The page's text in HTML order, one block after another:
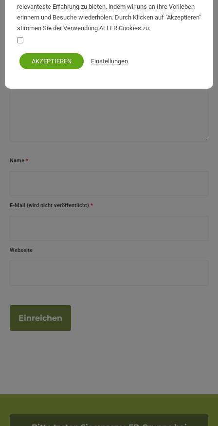
Name *
E-Mail (wird nicht veröffentlicht) *
Webseite
relevanteste Erfahrung zu bieten, indem wir uns an Ihre Vorlieben
erinnern und Besuche wiederholen. Durch Klicken auf "Akzeptieren"
stimmen Sie der Verwendung ALLER Cookies zu.
AKZEPTIEREN Einstellungen